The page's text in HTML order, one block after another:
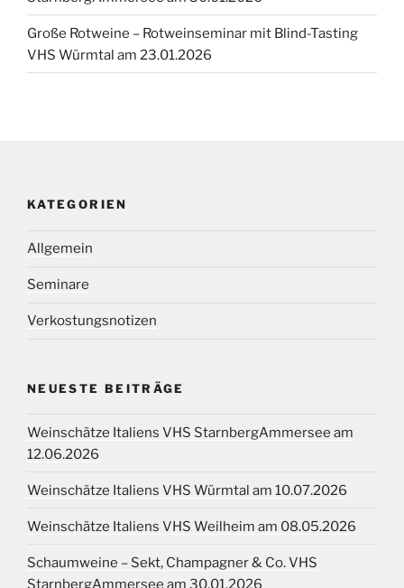
Große Rotweine – Rotweinseminar mit Blind-Tasting
VHS Würmtal am 23.01.2026
KATEGORIEN
Allgemein
Seminare
Verkostungsnotizen
NEUESTE BEITRÄGE
Weinschätze Italiens VHS StarnbergAmmersee am
12.06.2026
Weinschätze Italiens VHS Würmtal am 10.07.2026
Weinschätze Italiens VHS Weilheim am 08.05.2026
Schaumweine – Sekt, Champagner & Co. VHS
StarnbergAmmersee am 30.01.2026